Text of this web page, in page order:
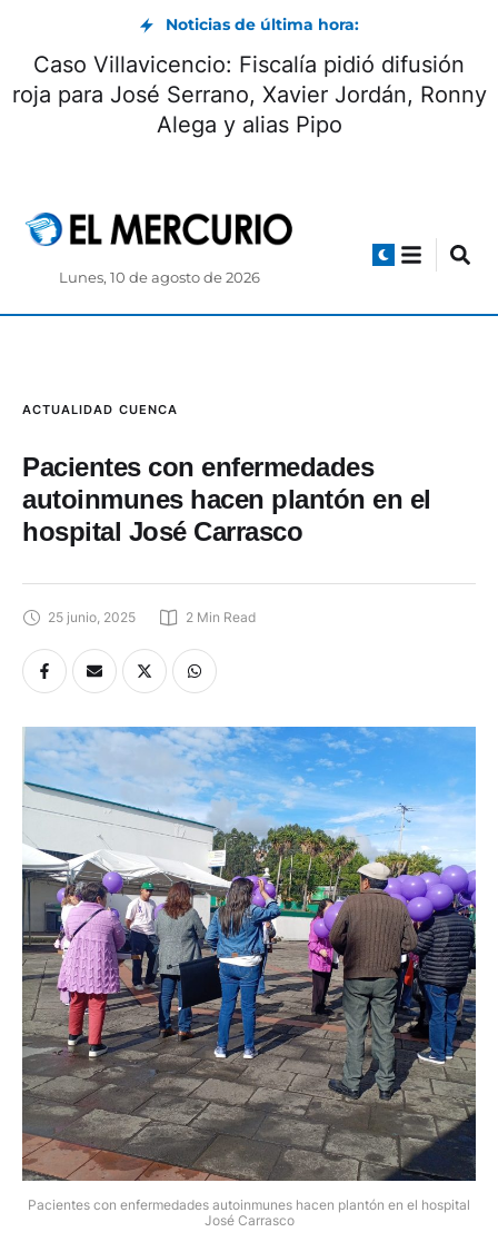
Noticias de última hora:
Caso Villavicencio: Fiscalía pidió difusión
roja para José Serrano, Xavier Jordán, Ronny
Alega y alias Pipo
Lunes, 10 de agosto de 2026
ACTUALIDAD CUENCA
Pacientes con enfermedades
autoinmunes hacen plantón en el
hospital José Carrasco
25 junio, 2025 2 Min Read
Pacientes con enfermedades autoinmunes hacen plantón en el hospital
José Carrasco